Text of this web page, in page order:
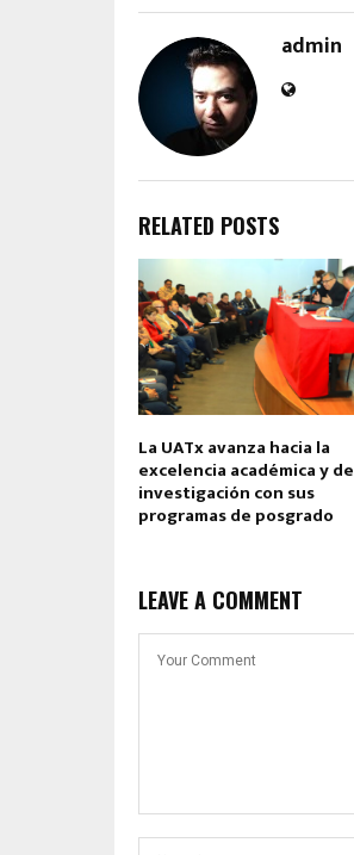
admin
RELATED POSTS
La UATx avanza hacia la
excelencia académica y de
investigación con sus
programas de posgrado
LEAVE A COMMENT